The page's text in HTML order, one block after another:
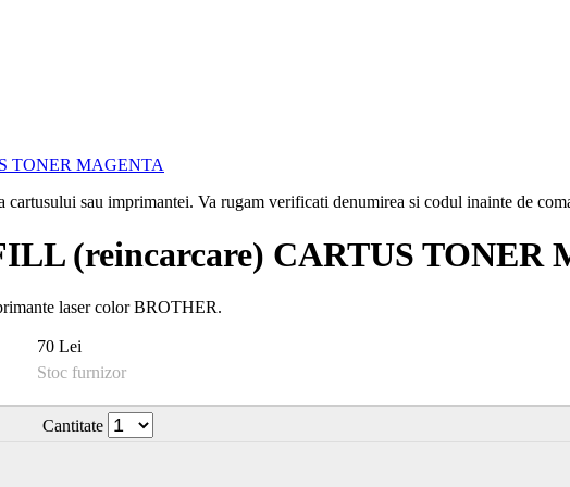
sau imprimantei. Va rugam verificati denumirea si codul inainte de
(reincarcare) CARTUS TONER
laser color BROTHER.
70 Lei
Stoc furnizor
Cantitate